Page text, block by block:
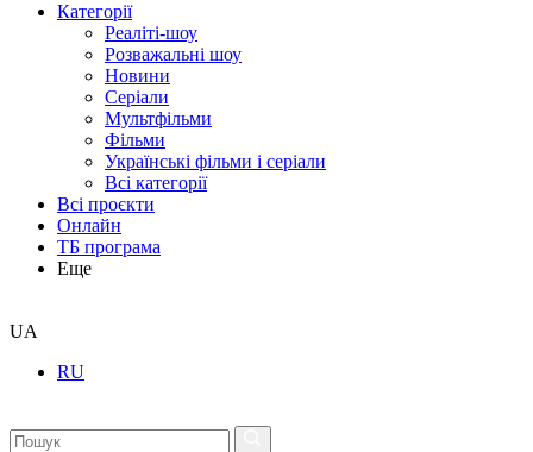
Категорії
Реаліті-шоу
Розважальні шоу
Новини
Серіали
Мультфільми
Фільми
Українські фільми і серіали
Всі категорії
Всі проєкти
Онлайн
ТБ програма
Еще
UA
RU